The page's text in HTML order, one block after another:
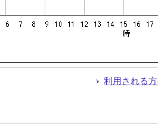
利用される